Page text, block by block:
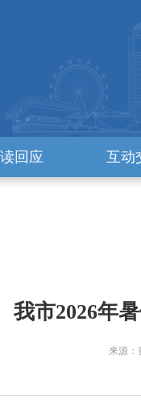
回应 互动
我市2026年
来源